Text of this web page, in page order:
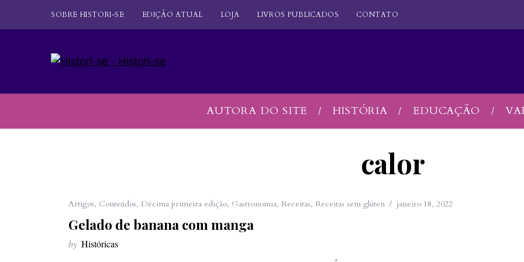
SOBRE HISTORI-SE EDIÇÃO ATUAL LOJA LIVROS PUBLICADOS CONTATO
AUTORA DO SITE HISTÓRIA EDUCAÇÃO
calor
Artigos, Conteúdos, Décima primeira edição, Gastronomia, Receitas, Receitas sem glúten janeiro 18, 2022
Gelado de banana com manga
by Históricas